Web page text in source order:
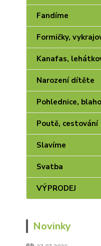
Fandíme
Formičky,
Kanafas,
Narození dítěte
Pohlednice,
Poutě, cestování
Slavíme
Svatba
VÝPRODEJ
Novinky